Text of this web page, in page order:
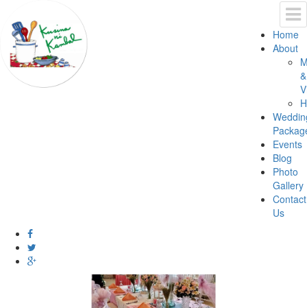
Home
About
&
Events
Blog
Photo
Gallery
Contact
Us